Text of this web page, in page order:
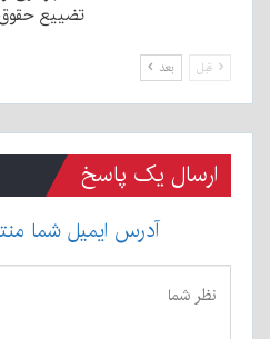
تضییع
قبل بعد
ارسال یک پاسخ
آدرس ایمیل شما